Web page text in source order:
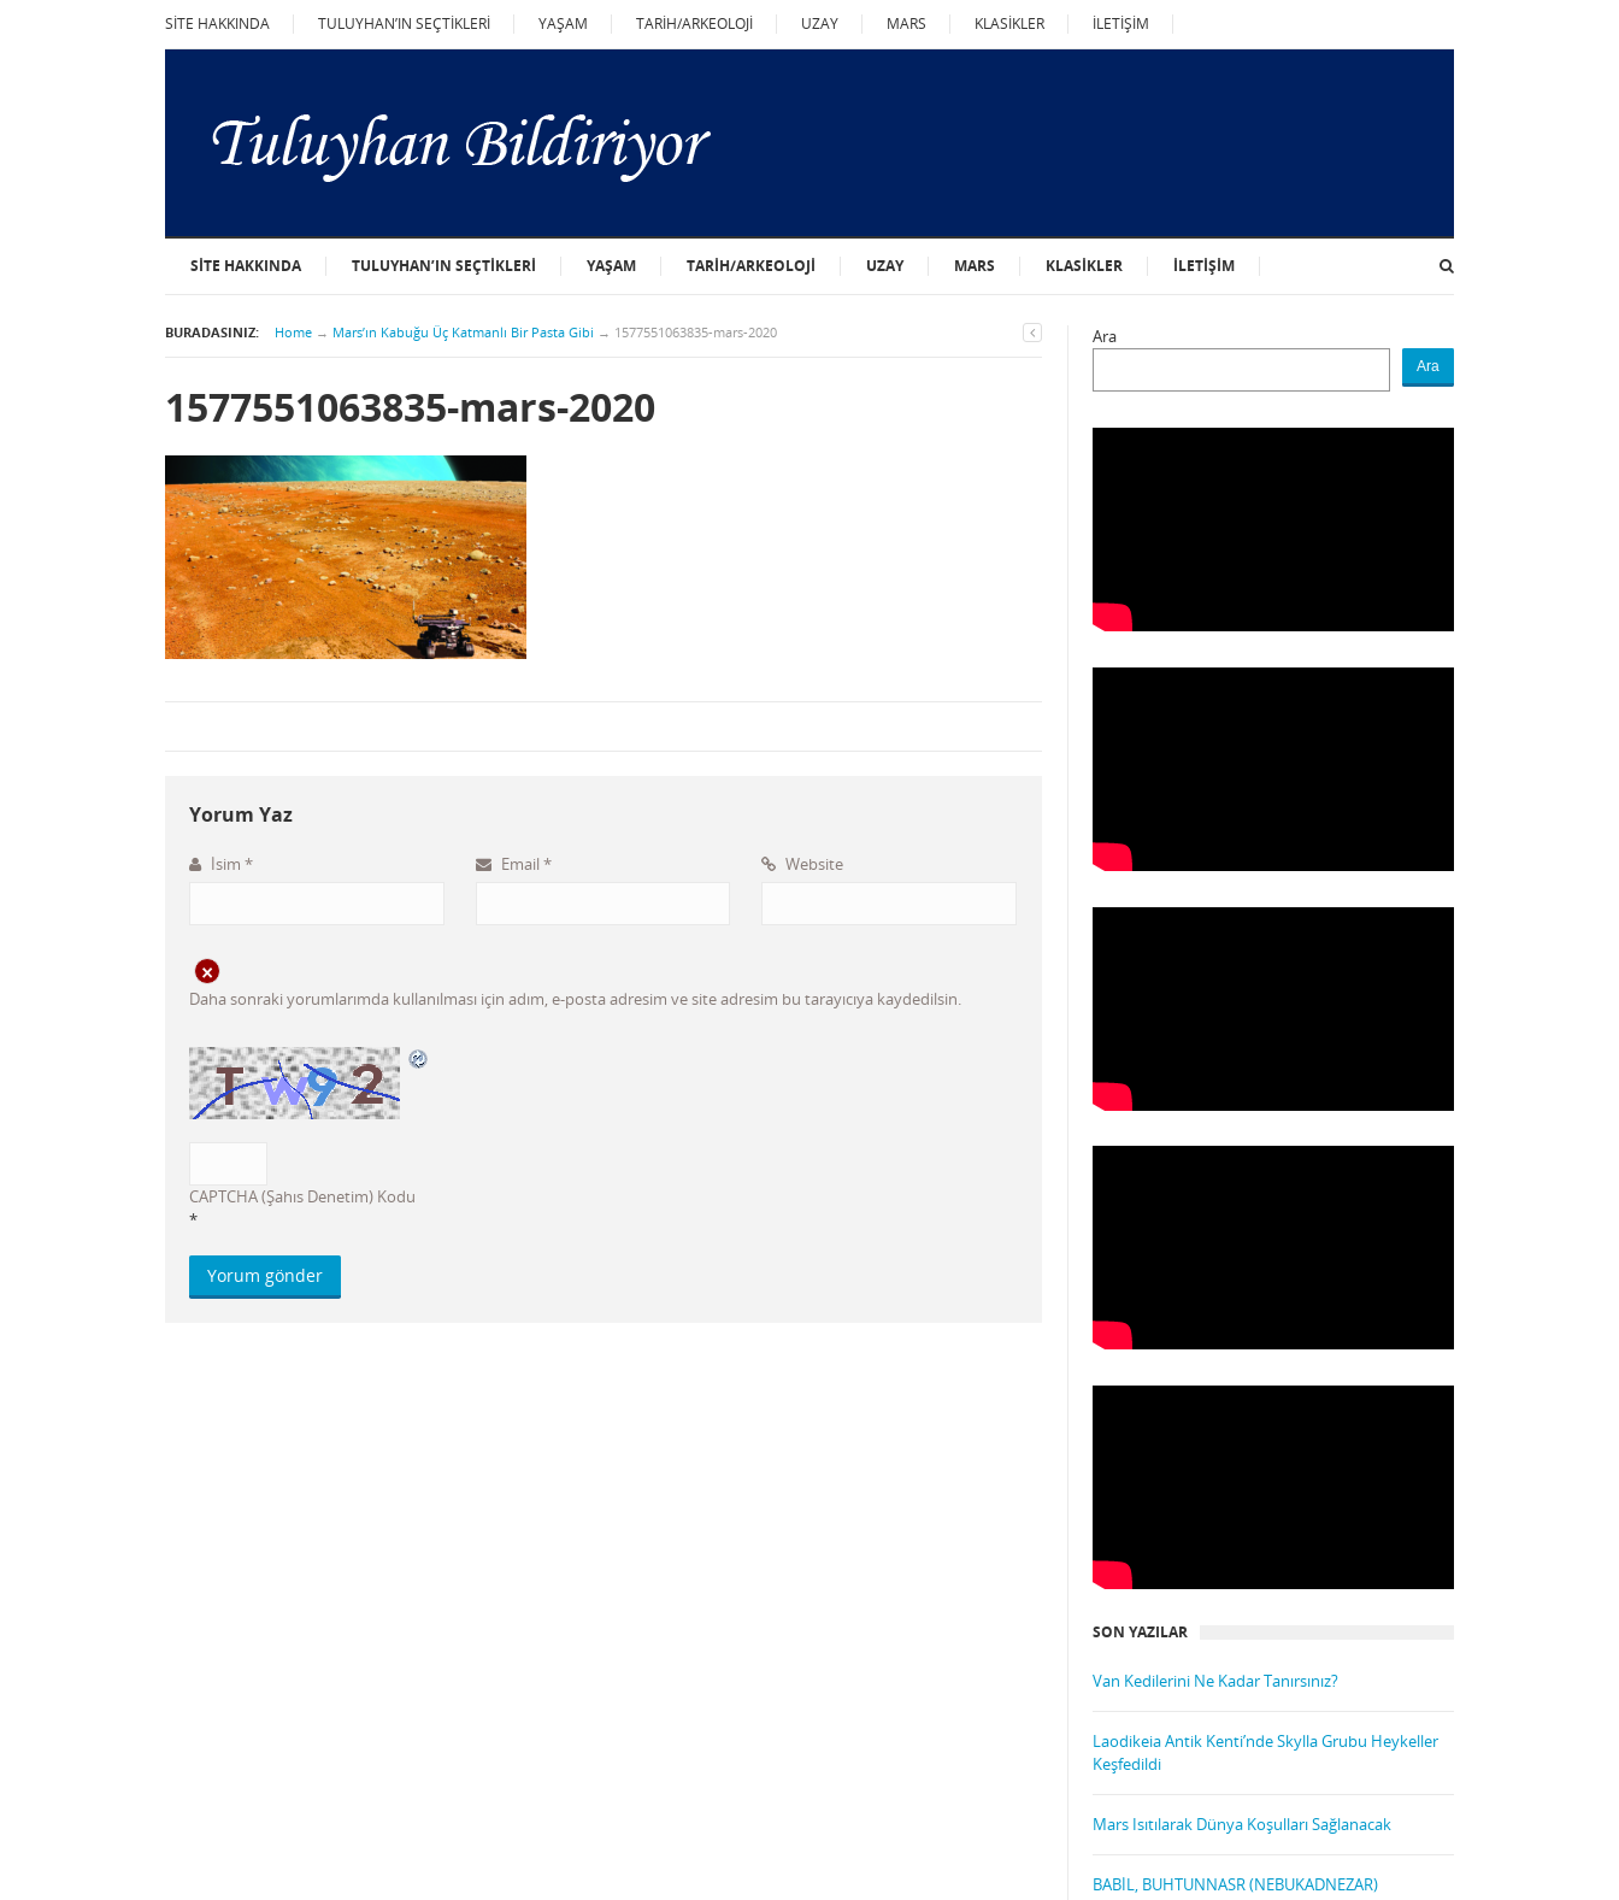
SİTE HAKKINDA TULUYHAN’IN SEÇTİKLERİ YAŞAM TARİH/ARKEOLOJİ UZAY MARS KLASİKLER İLETİŞİM
SİTE HAKKINDA TULUYHAN’IN SEÇTİKLERİ YAŞAM TARİH/ARKEOLOJİ UZAY MARS KLASİKLER İLETİŞİM
BURADASINIZ: Home → Mars’ın Kabuğu Üç Katmanlı Bir Pasta Gibi → 1577551063835-mars-2020
1577551063835-mars-2020
Yorum Yaz
İsim * Email * Website
Daha sonraki yorumlarımda kullanılması için adım, e-posta adresim ve site adresim bu tarayıcıya kaydedilsin.
CAPTCHA (Şahıs Denetim) Kodu
*
Ara
Ara
SON YAZILAR
Van Kedilerini Ne Kadar Tanırsınız?
Laodikeia Antik Kenti’nde Skylla Grubu Heykeller
Keşfedildi
Mars Isıtılarak Dünya Koşulları Sağlanacak
BABİL, BUHTUNNASR (NEBUKADNEZAR)